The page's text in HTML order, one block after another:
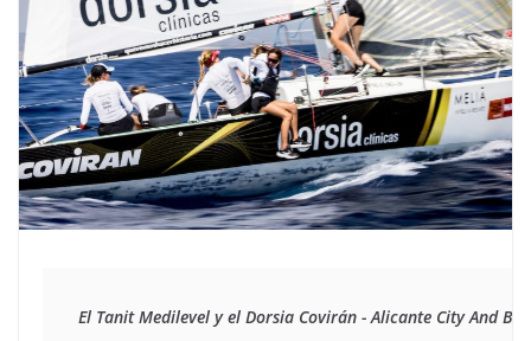
El Tanit Medilevel y el Dorsia Covirán - Alicante City And